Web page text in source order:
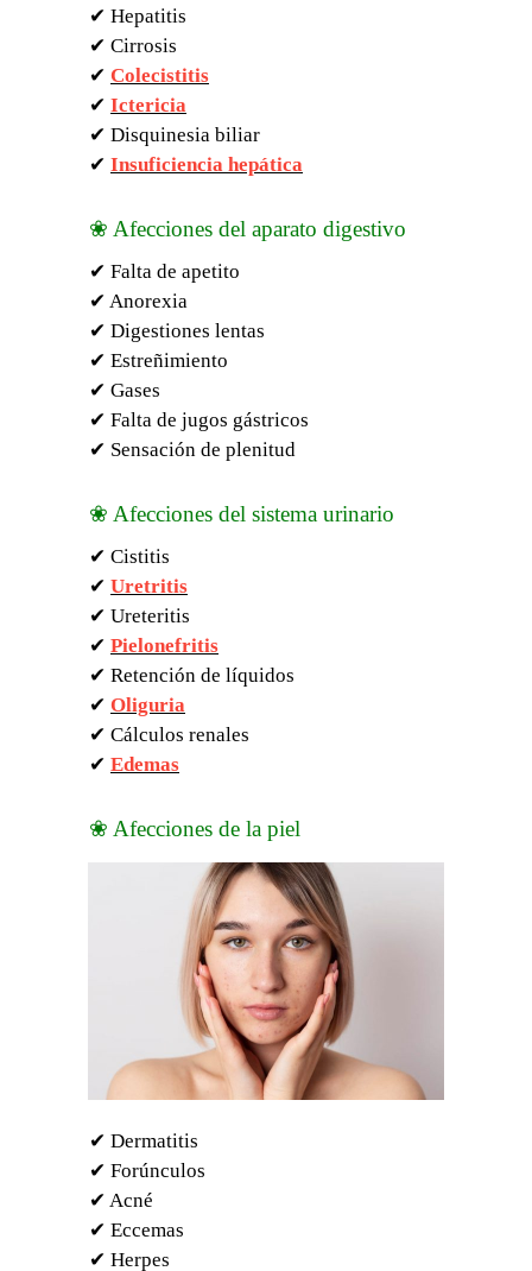
✔ Hepatitis
✔ Cirrosis
✔ Colecistitis
✔ Ictericia
✔ Disquinesia biliar
✔ Insuficiencia hepática
❀ Afecciones del aparato digestivo
✔ Falta de apetito
✔ Anorexia
✔ Digestiones lentas
✔ Estreñimiento
✔ Gases
✔ Falta de jugos gástricos
✔ Sensación de plenitud
❀ Afecciones del sistema urinario
✔ Cistitis
✔ Uretritis
✔ Ureteritis
✔ Pielonefritis
✔ Retención de líquidos
✔ Oliguria
✔ Cálculos renales
✔ Edemas
❀ Afecciones de la piel
✔ Dermatitis
✔ Forúnculos
✔ Acné
✔ Eccemas
✔ Herpes